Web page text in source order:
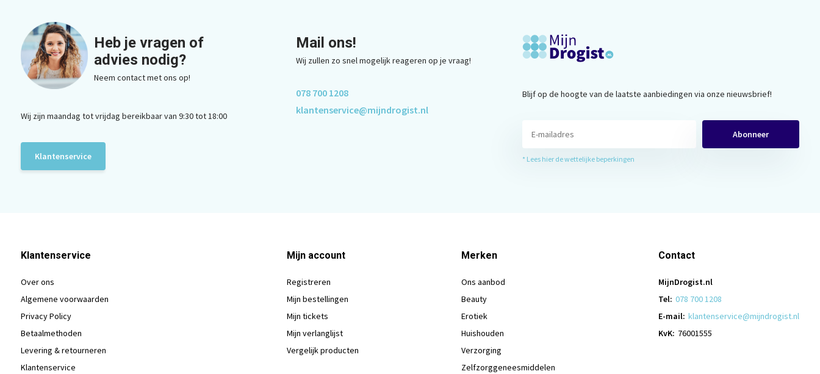
Heb je vragen of
advies nodig?
Neem contact met ons op!
Wij zijn maandag tot vrijdag bereikbaar van 9:30 tot 18:00
Klantenservice
Mail ons!
Wij zullen zo snel mogelijk reageren op je vraag!
078 700 1208
klantenservice@mijndrogist.nl
Blijf op de hoogte van de laatste aanbiedingen via onze nieuwsbrief!
Abonneer
* Lees hier de wettelijke beperkingen
Klantenservice
Over ons
Algemene voorwaarden
Privacy Policy
Betaalmethoden
Levering & retourneren
Klantenservice
Mijn account
Registreren
Mijn bestellingen
Mijn tickets
Mijn verlanglijst
Vergelijk producten
Merken
Ons aanbod
Beauty
Erotiek
Huishouden
Verzorging
Zelfzorggeneesmiddelen
Contact
MijnDrogist.nl
Tel: 078 700 1208
E-mail: klantenservice@mijndrogist.nl
KvK: 76001555